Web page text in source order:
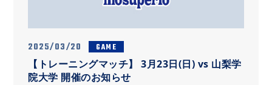
2025/03/20 GAME
【トレーニングマッチ】 3月23日(日) vs 山梨学
院大学 開催のお知らせ